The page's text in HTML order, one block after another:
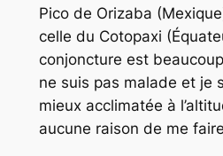
Pico de Orizaba
celle du Cotopaxi
conjoncture est
ne suis pas malade et je
mieux acclimatée à
aucune raison de me